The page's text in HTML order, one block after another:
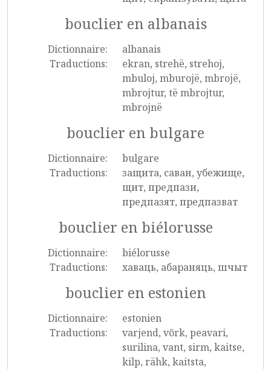
bouclier en albanais
Dictionnaire:
albanais
Traductions:
ekran, strehë, strehoj,
mbuloj, mburojë, mbrojë,
mbrojtur, të mbrojtur,
mbrojnë
bouclier en bulgare
Dictionnaire:
bulgare
Traductions:
защита, саван, убежище,
щит, предпази,
предпазят, предпазват
bouclier en biélorusse
Dictionnaire:
biélorusse
Traductions:
хаваць, абараняць, шчыт
bouclier en estonien
Dictionnaire:
estonien
Traductions:
varjend, võrk, peavari,
surilina, vant, sirm, kaitse,
kilp, rähk, kaitsta,